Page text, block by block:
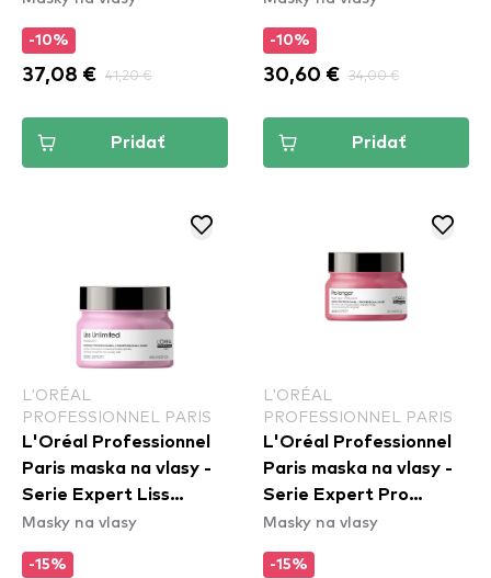
-10%
37,08 € 41,20 €
Pridať
-10%
30,60 € 34,00 €
Pridať
L'ORÉAL
PROFESSIONNEL PARIS
L'Oréal Professionnel
Paris maska na vlasy -
Serie Expert Liss
Unlimited Mask
Masky na vlasy
-15%
L'ORÉAL
PROFESSIONNEL PARIS
L'Oréal Professionnel
Paris maska na vlasy -
Serie Expert Pro
Longer Mask
Masky na vlasy
-15%